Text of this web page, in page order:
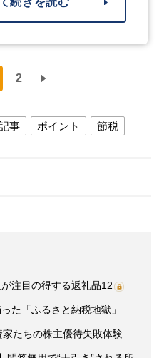
2
事 ポイント 節税
注目の得する返礼品12
た「ふるさと納税地獄」
家たちの株主優待失敗体験